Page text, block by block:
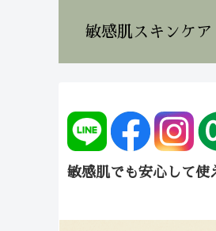
敏感肌スキンケ
敏感肌でも安心して使